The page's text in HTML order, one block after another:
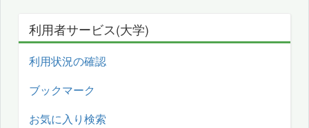
利用者サービス(大学)
利用状況の確認
ブックマーク
お気に入り検索